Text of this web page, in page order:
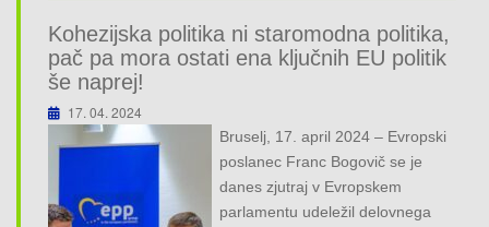
Kohezijska politika ni staromodna politika,
pač pa mora ostati ena ključnih EU politik
še naprej!
17. 04. 2024
Bruselj, 17. april 2024 – Evropski
poslanec Franc Bogovič se je
danes zjutraj v Evropskem
parlamentu udeležil delovnega